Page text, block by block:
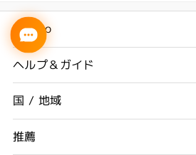
Firmoo
ヘルプ＆ガイド
国 / 地域
推薦